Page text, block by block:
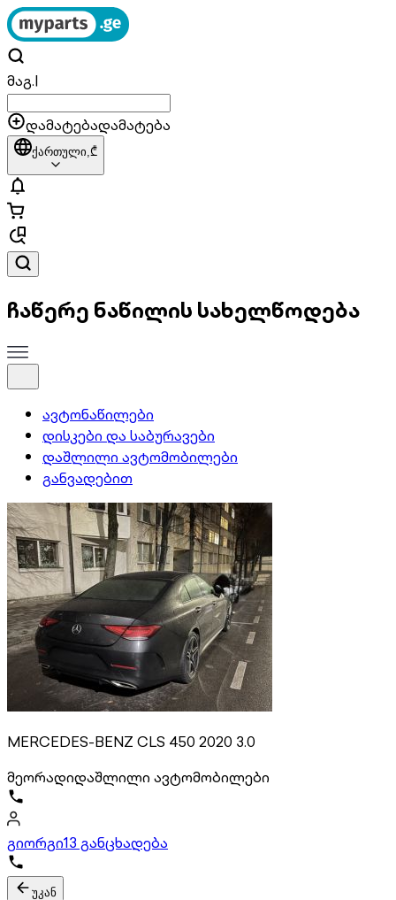
მაგ.|
დამატებადამატება
ქართული,₾
ჩაწერე ნაწილის სახელწოდება
ავტონაწილები
დისკები და საბურავები
დაშლილი ავტომობილები
განვადებით
MERCEDES-BENZ CLS 450 2020 3.0
მეორადიდაშლილი ავტომობილები
გიორგი13 განცხადება
უკან